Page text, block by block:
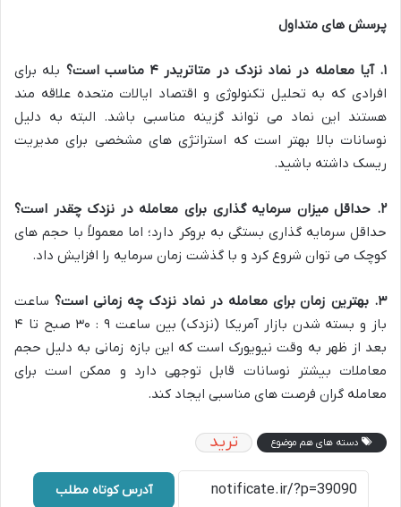
پرسش های متداول
۱.آیا معامله در نماد نزدک در متاتریدر ۴ مناسب است؟ بله برای
افرادی که به تحلیل تکنولوژی و اقتصاد ایالات متحده علاقه مند
هستند این نماد می تواند گزینه مناسبی باشد. البته به دلیل
نوسانات بالا بهتر است که استراتژی های مشخصی برای مدیریت
ریسک داشته باشید.
۲. حداقل میزان سرمایه گذاری برای معامله در نزدک چقدر است؟
حداقل سرمایه گذاری بستگی به بروکر دارد؛ اما معمولاً با حجم های
کوچک می توان شروع کرد و با گذشت زمان سرمایه را افزایش داد.
۳. بهترین زمان برای معامله در نماد نزدک چه زمانی است؟ ساعت
باز و بسته شدن بازار آمریکا (نزدک) بین ساعت ۹ : ۳۰ صبح تا ۴
بعد از ظهر به وقت نیویورک است که این بازه زمانی به دلیل حجم
معاملات بیشتر نوسانات قابل توجهی دارد و ممکن است برای
معامله گران فرصت های مناسبی ایجاد کند.
دسته های هم موضوع ترید
آدرس کوتاه مطلب